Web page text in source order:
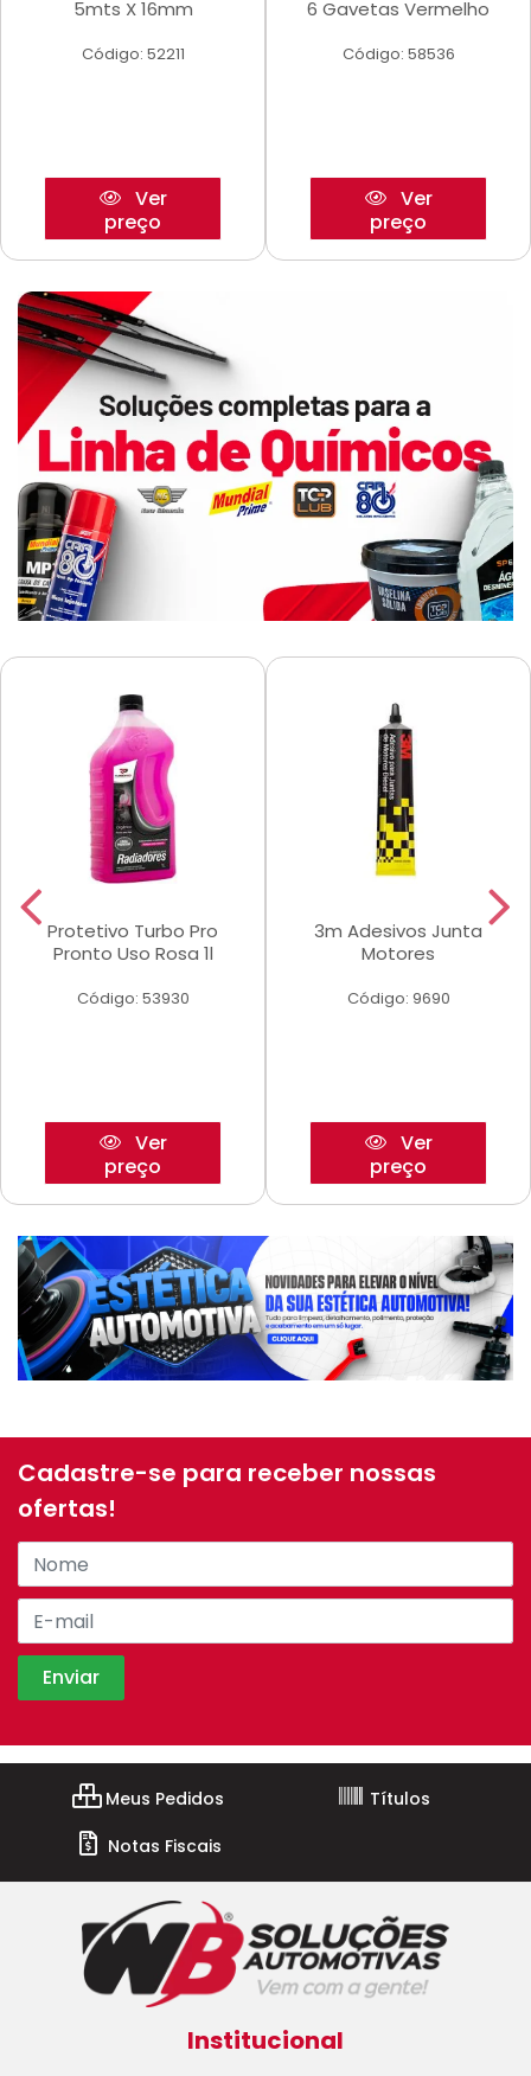
5mts X 16mm
Código: 52211
Ver
preço
6 Gavetas Vermelho
Código: 58536
Ver
preço
Protetivo Turbo Pro
Pronto Uso Rosa 1l
Código: 53930
Ver
preço
3m Adesivos Junta
Motores
Código: 9690
Ver
preço
Cadastre-se para receber nossas
ofertas!
Meus Pedidos
Títulos
Notas Fiscais
Institucional